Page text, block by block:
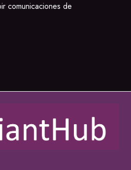
comunicaciones de